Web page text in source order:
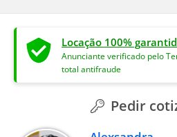
Locação 100%
Anunciante verificado pelo
total antifraude
Pedir